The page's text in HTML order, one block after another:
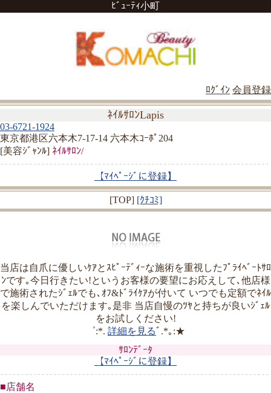
ﾋﾞｭｰﾃｨ小町
ﾛｸﾞｲﾝ 会員登録
ﾈｲﾙｻﾛﾝLapis
03-6721-1924
東京都港区六本木7-17-14 六本木ｺｰﾎﾟ204
[美容ｼﾞｬﾝﾙ] ﾈｲﾙｻﾛﾝ/
【ﾏｲﾍﾟｰｼﾞに登録】
[TOP] [ｸﾁｺﾐ]
当店は自爪に優しいｹｱとｽﾋﾟｰﾃﾞｨｰな施術を重視したﾌﾟﾗｲﾍﾞｰﾄｻﾛ
ﾝです｡今日行きたい!というお客様の要望にお応えして､他店様
で施術されたｼﾞｪﾙでも､ｵﾌ&ﾄﾞﾗｲｹｱが付いて いつでも定額でﾈｲﾙ
を楽しんでいただけます｡是非 当店自慢のﾂﾔと持ちが良いｼﾞｪﾙ
をお試しください!
゜:*. 詳細を見るﾞ.*｡:★
ｻﾛﾝﾃﾞｰﾀ
【ﾏｲﾍﾟｰｼﾞに登録】
■店舗名